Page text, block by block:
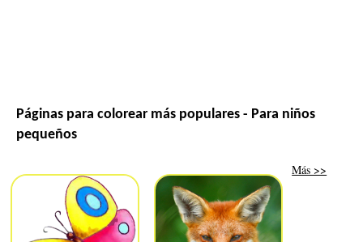
Páginas para colorear más populares - Para niños
pequeños
Más >>